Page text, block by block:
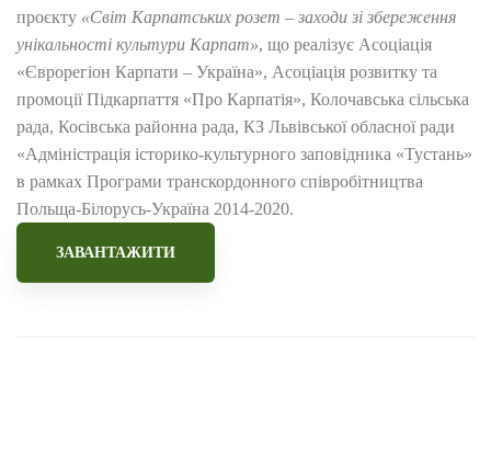
проєкту «Світ Карпатських розет – заходи зі збереження
унікальності культури Карпат», що реалізує Асоціація
«Єврорегіон Карпати – Україна», Асоціація розвитку та
промоції Підкарпаття «Про Карпатія», Колочавська сільська
рада, Косівська районна рада, КЗ Львівської обласної ради
«Адміністрація історико-культурного заповідника «Тустань»
в рамках Програми транскордонного співробітництва
Польща-Білорусь-Україна 2014-2020.
ЗАВАНТАЖИТИ